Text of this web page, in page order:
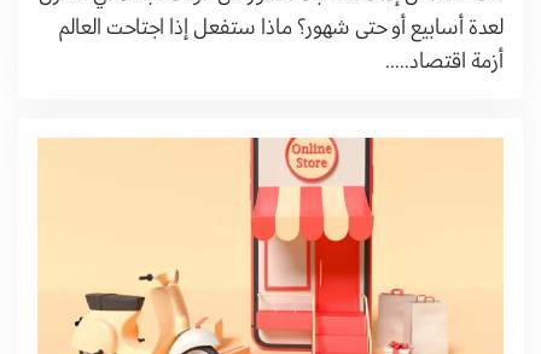
لعدة أسابيع أو حتى شهور؟ ماذا ستفعل إذا اجتاحت العالم
أزمة اقتصاد.....